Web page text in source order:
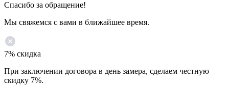
Спасибо за обращение!
Мы свяжемся с вами в ближайшее время.
7% скидка
При заключении договора в день замера, сделаем честную
скидку 7%.